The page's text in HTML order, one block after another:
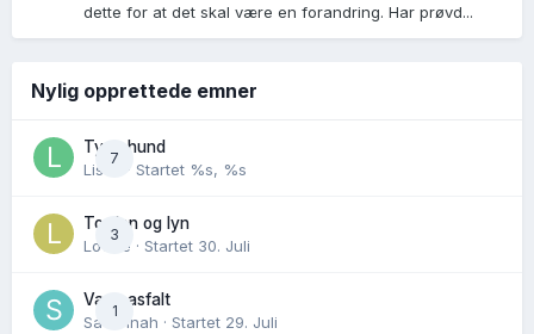
dette for at det skal være en forandring. Har prøvd...
Nylig opprettede emner
7
Tynn hund
Lisen
· Startet %s, %s
3
Torden og lyn
Lovise · Startet 30. Juli
1
Varm asfalt
Savannah · Startet 29. Juli